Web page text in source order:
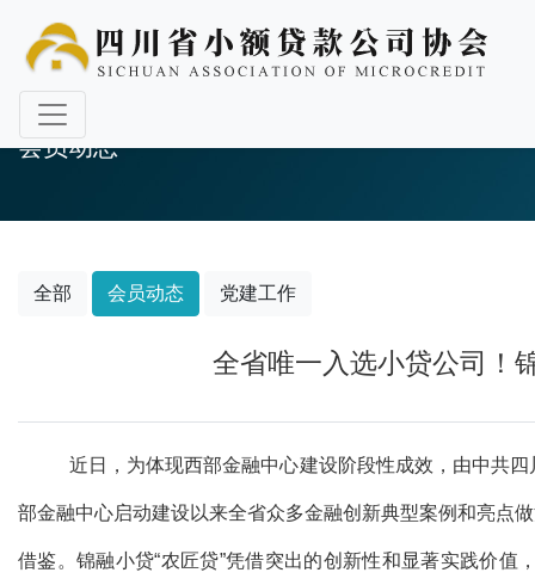
会员动态
全部 会员动态 党建工作
全省唯一入选小贷公司！
近日，为体现西部金融中心建设阶段性成效，由中共
部金融中心启动建设以来全省众多金融创新典型案例和亮点
借鉴。锦融小贷“农匠贷”凭借突出的创新性和显著实践价